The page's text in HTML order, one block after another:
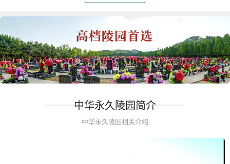
中华永久陵园简介
中华永久陵园相关介绍